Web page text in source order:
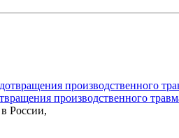
производственного
России,